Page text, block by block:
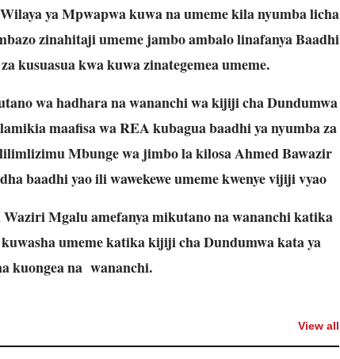
ya Mpwapwa kuwa na umeme kila nyumba licha
zinahitaji umeme jambo ambalo linafanya Baadhi
kusuasua kwa kuwa zinategemea umeme.
wa hadhara na wananchi wa kijiji cha Dundumwa
maafisa wa REA kubagua baadhi ya nyumba za
Mbunge wa jimbo la kilosa Ahmed Bawazir
baadhi yao ili wawekewe umeme kwenye vijiji vyao
Mgalu amefanya mikutano na wananchi katika
umeme katika kijiji cha Dundumwa kata ya
kuongea na wananchi.
View all